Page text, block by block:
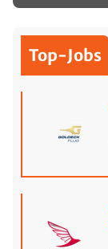
Top-Jobs